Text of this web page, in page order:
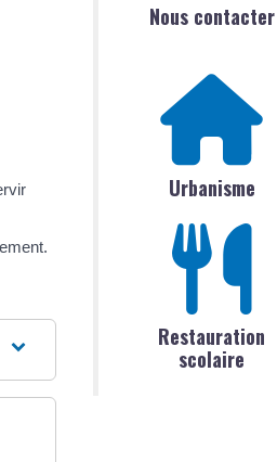
Nous contacter
Urbanisme
Restauration
scolaire